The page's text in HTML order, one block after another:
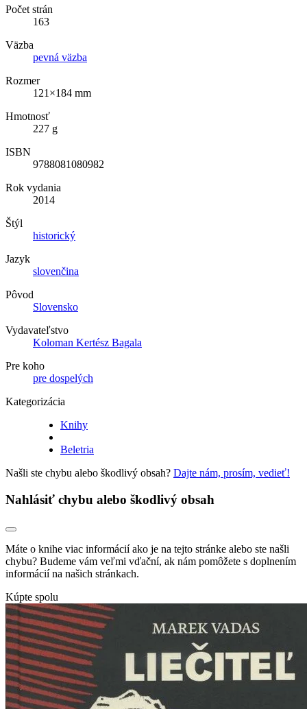
Počet strán
163
Väzba
pevná väzba
Rozmer
121×184 mm
Hmotnosť
227 g
ISBN
9788081080982
Rok vydania
2014
Štýl
historický
Jazyk
slovenčina
Pôvod
Slovensko
Vydavateľstvo
Koloman Kertész Bagala
Pre koho
pre dospelých
Kategorizácia
Knihy
Beletria
Našli ste chybu alebo škodlivý obsah? Dajte nám, prosím, vedieť!
Nahlásiť chybu alebo škodlivý obsah
Máte o knihe viac informácií ako je na tejto stránke alebo ste našli
chybu? Budeme vám veľmi vďační, ak nám pomôžete s doplnením
informácií na našich stránkach.
Kúpte spolu